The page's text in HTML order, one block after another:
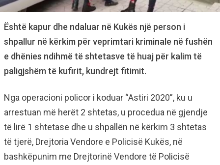
Është kapur dhe ndaluar në Kukës një person i
shpallur në kërkim për veprimtari kriminale në fushën
e dhënies ndihmë të shtetasve të huaj për kalim të
paligjshëm të kufirit, kundrejt fitimit.
Nga operacioni policor i koduar “Astiri 2020”, ku u
arrestuan më herët 2 shtetas, u procedua në gjendje
të lirë 1 shtetase dhe u shpallën në kërkim 3 shtetas
të tjerë, Drejtoria Vendore e Policisë Kukës, në
bashkëpunim me Drejtorinë Vendore të Policisë